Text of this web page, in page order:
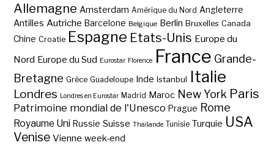
Allemagne Amsterdam Amérique du Nord Angleterre
Antilles Autriche Barcelone Belgique Berlin Bruxelles Canada
Chine Croatie Espagne Etats-Unis Europe du
Nord Europe du Sud Eurostar Florence France Grande-
Bretagne Grèce Guadeloupe Inde Istanbul Italie
Londres Londres en Eurostar Madrid Maroc New York Paris
Patrimoine mondial de l'Unesco Prague Rome
Royaume Uni Russie Suisse Thaïlande Tunisie Turquie USA
Venise Vienne week-end